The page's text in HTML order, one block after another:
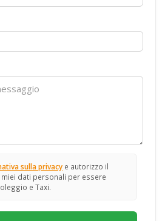
sulla privacy e autorizzo il
dati personali per essere
e Taxi.